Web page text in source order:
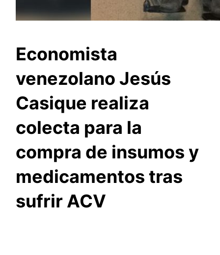
Economista
venezolano Jesús
Casique realiza
colecta para la
compra de insumos y
medicamentos tras
sufrir ACV